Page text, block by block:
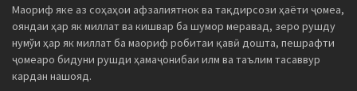
Маориф яке аз соҳаҳои афзалиятнок ва тақдирсози ҳаёти ҷомеа,
ояндаи ҳар як миллат ва кишвар ба шумор меравад, зеро рушду
нумўи ҳар як миллат ба маориф робитаи қавӣ дошта, пешрафти
ҷомеаро бидуни рушди ҳамаҷонибаи илм ва таълим тасаввур
кардан нашояд.